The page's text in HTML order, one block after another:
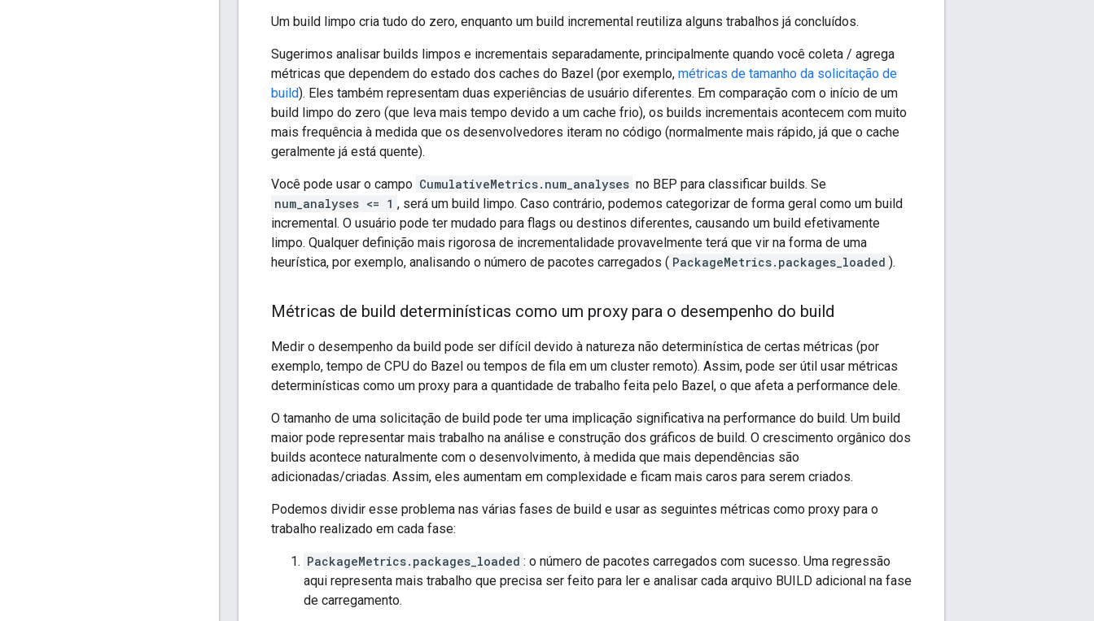
Um build limpo cria tudo do zero, enquanto um build incremental reutiliza alguns trabalhos já concluídos.
Sugerimos analisar builds limpos e incrementais separadamente, principalmente quando você coleta / agrega
métricas que dependem do estado dos caches do Bazel (por exemplo, métricas de tamanho da solicitação de
build). Eles também representam duas experiências de usuário diferentes. Em comparação com o início de um
build limpo do zero (que leva mais tempo devido a um cache frio), os builds incrementais acontecem com muito
mais frequência à medida que os desenvolvedores iteram no código (normalmente mais rápido, já que o cache
geralmente já está quente).
Você pode usar o campo CumulativeMetrics.num_analyses no BEP para classificar builds. Se
num_analyses <= 1 , será um build limpo. Caso contrário, podemos categorizar de forma geral como um build
incremental. O usuário pode ter mudado para flags ou destinos diferentes, causando um build efetivamente
limpo. Qualquer definição mais rigorosa de incrementalidade provavelmente terá que vir na forma de uma
heurística, por exemplo, analisando o número de pacotes carregados ( PackageMetrics.packages_loaded ).
Métricas de build determinísticas como um proxy para o desempenho do build
Medir o desempenho da build pode ser difícil devido à natureza não determinística de certas métricas (por
exemplo, tempo de CPU do Bazel ou tempos de fila em um cluster remoto). Assim, pode ser útil usar métricas
determinísticas como um proxy para a quantidade de trabalho feita pelo Bazel, o que afeta a performance dele.
O tamanho de uma solicitação de build pode ter uma implicação significativa na performance do build. Um build
maior pode representar mais trabalho na análise e construção dos gráficos de build. O crescimento orgânico dos
builds acontece naturalmente com o desenvolvimento, à medida que mais dependências são
adicionadas/criadas. Assim, eles aumentam em complexidade e ficam mais caros para serem criados.
Podemos dividir esse problema nas várias fases de build e usar as seguintes métricas como proxy para o
trabalho realizado em cada fase:
PackageMetrics.packages_loaded : o número de pacotes carregados com sucesso. Uma regressão
aqui representa mais trabalho que precisa ser feito para ler e analisar cada arquivo BUILD adicional na fase
de carregamento.